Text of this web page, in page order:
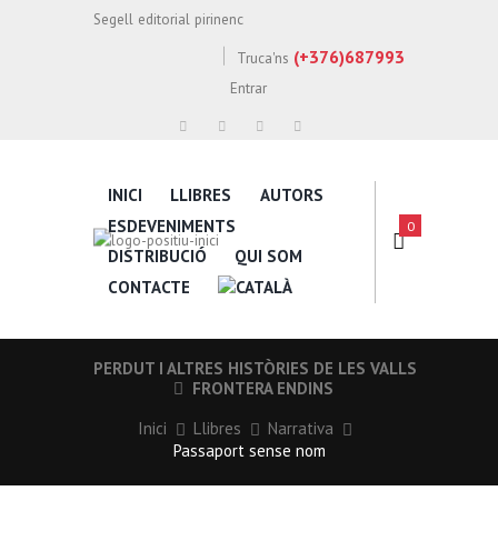
Segell editorial pirinenc
Truca'ns (+376)687993
Entrar
INICI LLIBRES
AUTORS
ESDEVENIMENTS
DISTRIBUCIÓ
QUI SOM
CONTACTE
0
PERDUT I ALTRES HISTÒRIES DE LES VALLS
FRONTERA ENDINS
Inici
Llibres
Narrativa
Passaport sense nom